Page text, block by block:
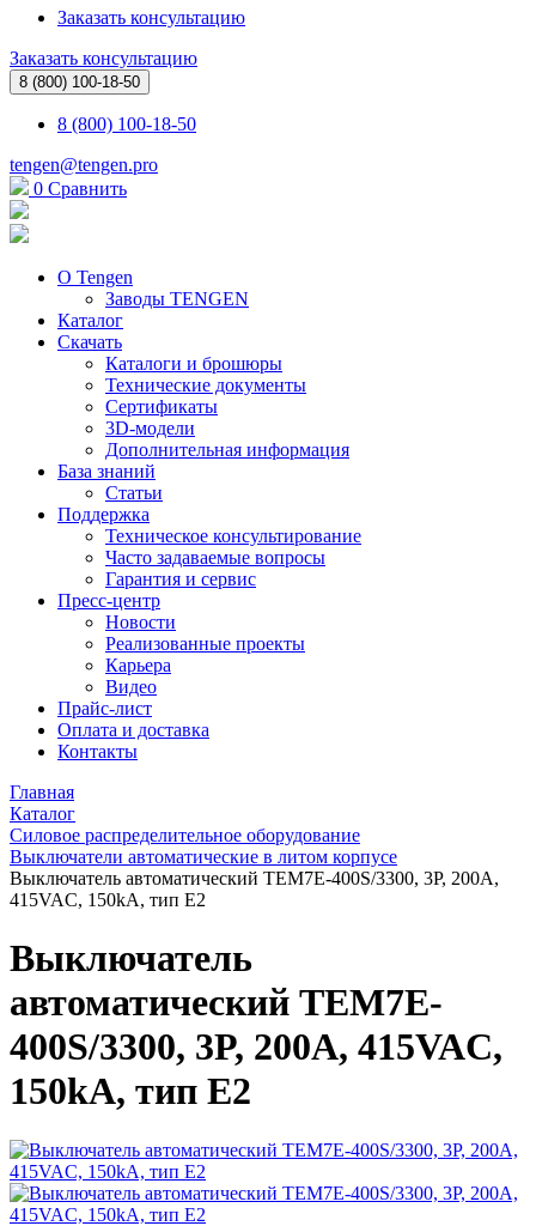
Заказать консультацию
Заказать консультацию
8 (800) 100-18-50
8 (800) 100-18-50
tengen@tengen.pro
0 Сравнить
О Tengen
Заводы TENGEN
Каталог
Скачать
Каталоги и брошюры
Технические документы
Сертификаты
3D-модели
Дополнительная информация
База знаний
Статьи
Поддержка
Техническое консультирование
Часто задаваемые вопросы
Гарантия и сервис
Пресс-центр
Новости
Реализованные проекты
Карьера
Видео
Прайс-лист
Оплата и доставка
Контакты
Главная
Каталог
Силовое распределительное оборудование
Выключатели автоматические в литом корпусе
Выключатель автоматический TEM7E-400S/3300, 3P, 200A,
415VAC, 150kA, тип E2
Выключатель
автоматический TEM7E-
400S/3300, 3P, 200A, 415VAC,
150kA, тип E2